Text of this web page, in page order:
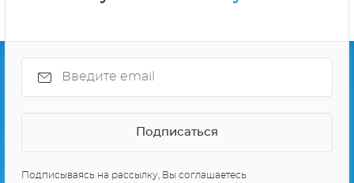
Подписываясь на рассылку, Вы соглашаетесь